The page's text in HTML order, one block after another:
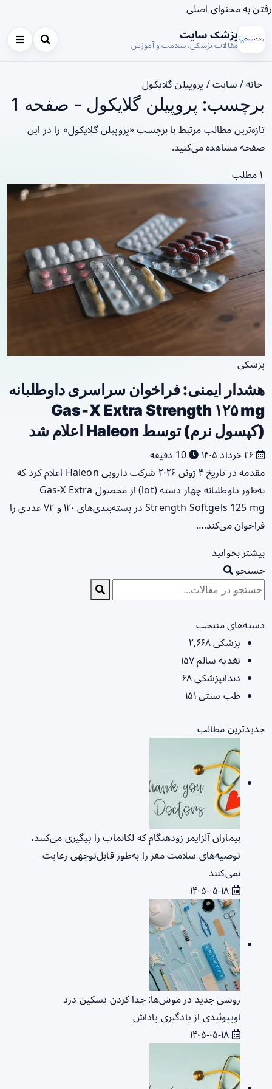
رفتن به محتوای اصلی
پزشک سایت
مقالات پزشکی، سلامت و آموزش
خانه/ سایت/ پروپیلن گلایکول
برچسب: پروپیلن گلایکول - صفحه 1
تازه‌ترین مطالب مرتبط با برچسب «پروپیلن گلایکول» را در این
صفحه مشاهده می‌کنید.
۱ مطلب
پزشکی
هشدار ایمنی: فراخوان سراسری داوطلبانه
Gas‑X Extra Strength ۱۲۵ mg
(کپسول نرم) توسط Haleon اعلام شد
10 دقیقه
مقدمه در تاریخ ۴ ژوئن ۲۰۲۶ شرکت دارویی Haleon اعلام کرد که
به‌طور داوطلبانه چهار دسته (lot) از محصول Gas‑X Extra
Strength Softgels 125 mg در بسته‌بندی‌های ۱۲۰ و ۷۲ عددی را
فراخوان می‌کند.…
بیشتر بخوانید
جستجو
دسته‌های منتخب
پزشکی۲,۶۶۸
تغذیه سالم۱۵۷
دندانپزشکی۶۸
طب سنتی۱۵۱
جدیدترین مطالب
بیماران آلزایمر زودهنگام که لکانماب را پیگیری می‌کنند،
توصیه‌های سلامت مغز را به‌طور قابل‌توجهی رعایت
نمی‌کنند
روشی جدید در موش‌ها: جدا کردن تسکین درد
اوپیوئیدی از یادگیری پاداش